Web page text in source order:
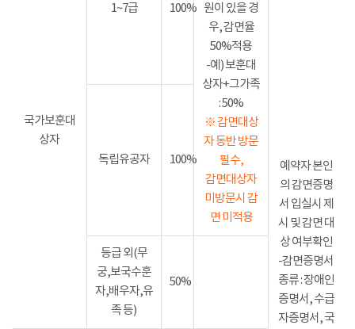
국가보훈대
상자
1~7급 100% 원이 있을 경
우, 감면율
50%적용
-예) 보훈대
상자+그가족
: 50%
※ 감면대상
자 동반 방문
필수,
감면대상자
미방문시 감
면 미적용
예약자 본인
의 감면증명
서 입실시 제
시 및 감면 대
상 여부확인
-감면증명서
종류 : 장애인
증명서, 수급
자증명서, 국
독립유공자 100%
등급 외(무
궁,보국수훈
자,배우자,유
족 등)
50%